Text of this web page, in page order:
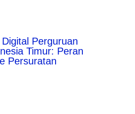
Perguruan
Timur: Peran
Persuratan